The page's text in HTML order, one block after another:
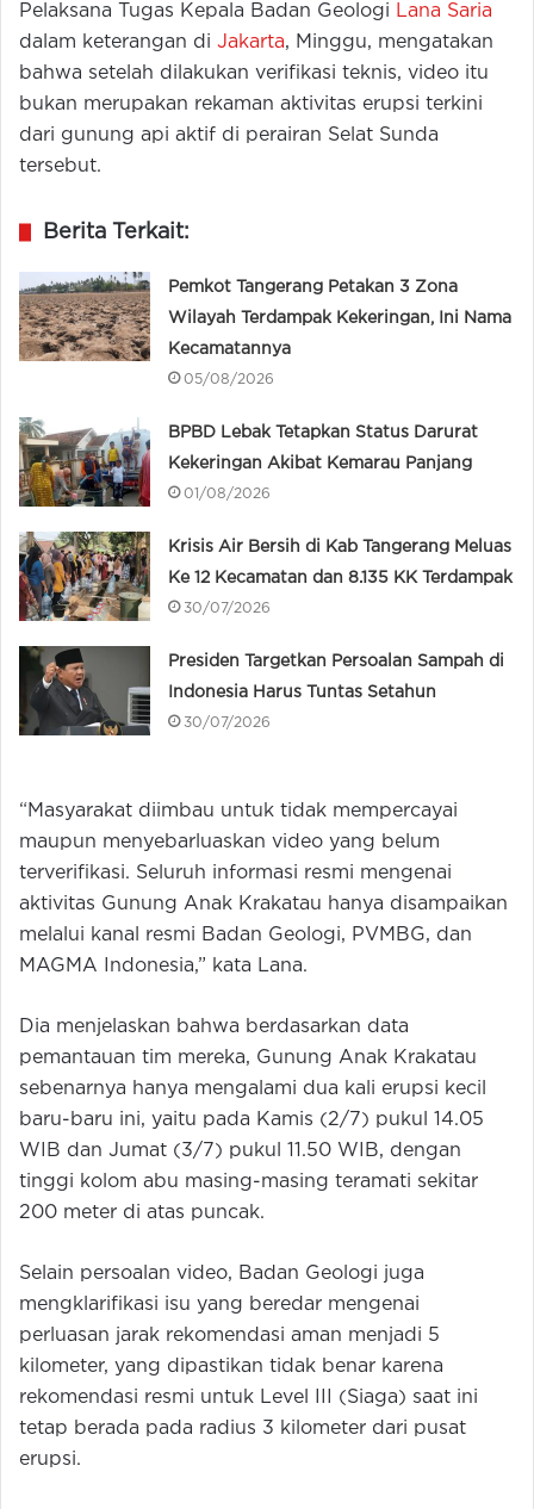
Pelaksana Tugas Kepala Badan Geologi Lana Saria
dalam keterangan di Jakarta, Minggu, mengatakan
bahwa setelah dilakukan verifikasi teknis, video itu
bukan merupakan rekaman aktivitas erupsi terkini
dari gunung api aktif di perairan Selat Sunda
tersebut.
Berita Terkait:
Pemkot Tangerang Petakan 3 Zona
Wilayah Terdampak Kekeringan, Ini Nama
Kecamatannya
05/08/2026
BPBD Lebak Tetapkan Status Darurat
Kekeringan Akibat Kemarau Panjang
01/08/2026
Krisis Air Bersih di Kab Tangerang Meluas
Ke 12 Kecamatan dan 8.135 KK Terdampak
30/07/2026
Presiden Targetkan Persoalan Sampah di
Indonesia Harus Tuntas Setahun
30/07/2026
“Masyarakat diimbau untuk tidak mempercayai
maupun menyebarluaskan video yang belum
terverifikasi. Seluruh informasi resmi mengenai
aktivitas Gunung Anak Krakatau hanya disampaikan
melalui kanal resmi Badan Geologi, PVMBG, dan
MAGMA Indonesia,” kata Lana.
Dia menjelaskan bahwa berdasarkan data
pemantauan tim mereka, Gunung Anak Krakatau
sebenarnya hanya mengalami dua kali erupsi kecil
baru-baru ini, yaitu pada Kamis (2/7) pukul 14.05
WIB dan Jumat (3/7) pukul 11.50 WIB, dengan
tinggi kolom abu masing-masing teramati sekitar
200 meter di atas puncak.
Selain persoalan video, Badan Geologi juga
mengklarifikasi isu yang beredar mengenai
perluasan jarak rekomendasi aman menjadi 5
kilometer, yang dipastikan tidak benar karena
rekomendasi resmi untuk Level III (Siaga) saat ini
tetap berada pada radius 3 kilometer dari pusat
erupsi.